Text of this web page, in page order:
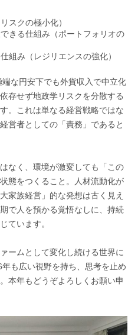
スクの極小化）
きる仕組み（ポートフォリオの
組み（レジリエンスの強化）
な円安下でも外貨収入で中立化
存せず地政学リスクを分散する
。これは単なる経営戦略ではな
営者としての「責務」であると
なく、環境が激変しても「この
態をつくること。人材流動化が
家族経営」的な発想は古く見え
で人を預かる覚悟なしに、持続
ています。
ームとして変化し続ける世界に
も広い視野を持ち、思考を止め
本年もどうぞよろしくお願い申